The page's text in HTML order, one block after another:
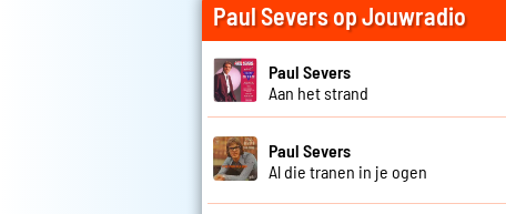
Paul Severs op Jouwradio
Paul Severs
Aan het strand
Paul Severs
Al die tranen in je ogen